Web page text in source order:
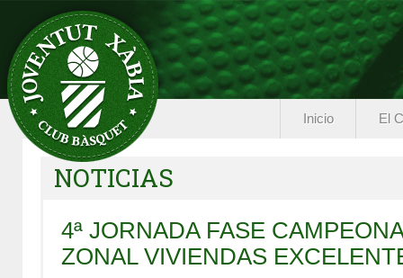
Inicio El
NOTICIAS
4ª JORNADA FASE
ZONAL VIVIENDAS